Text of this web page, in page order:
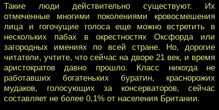
Такие люди действительно существуют. Их
отмеченные многими поколениями кровосмешения
лица и гогочущие голоса еще можно встретить в
нескольких пабах в окрестностях Оксфорда или
загородных имениях по всей стране. Но, дорогие
читатели, учтите, что сейчас на дворе 21 век, и время
аристократов давно прошло. Класс никогда не
работавших богатеньких буратин, краснорожих
мудаков, голосующих за консерваторов, сейчас
составляет не более 0,1% от населения Британии.